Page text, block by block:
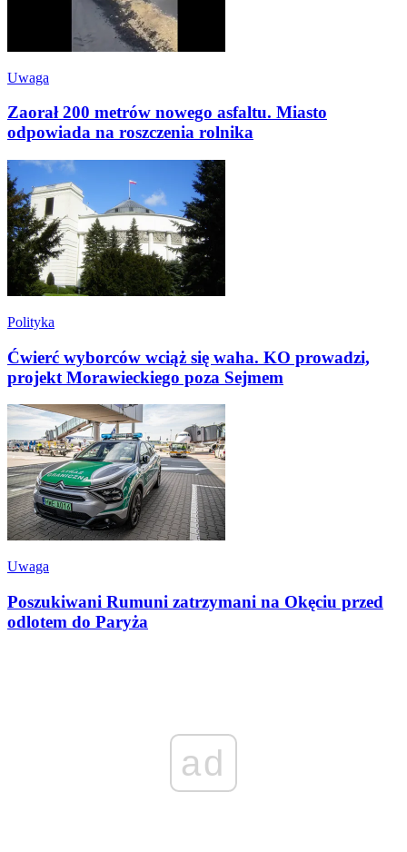
Uwaga
Zaorał 200 metrów nowego asfaltu. Miasto
odpowiada na roszczenia rolnika
Polityka
Ćwierć wyborców wciąż się waha. KO prowadzi,
projekt Morawieckiego poza Sejmem
Uwaga
Poszukiwani Rumuni zatrzymani na Okęciu przed
odlotem do Paryża
ad